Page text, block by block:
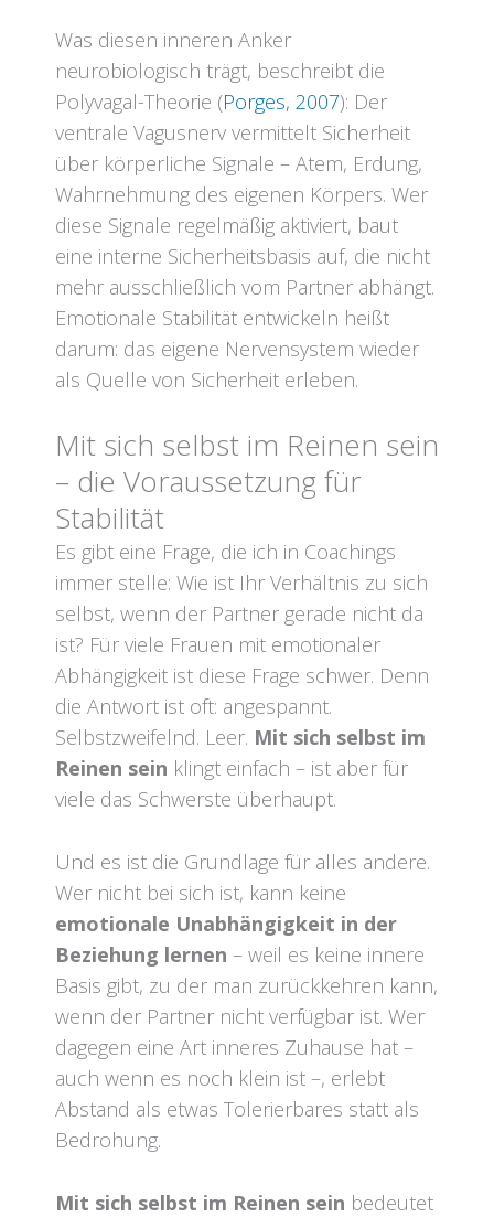
Was diesen inneren Anker
neurobiologisch trägt, beschreibt die
Polyvagal-Theorie (Porges, 2007): Der
ventrale Vagusnerv vermittelt Sicherheit
über körperliche Signale – Atem, Erdung,
Wahrnehmung des eigenen Körpers. Wer
diese Signale regelmäßig aktiviert, baut
eine interne Sicherheitsbasis auf, die nicht
mehr ausschließlich vom Partner abhängt.
Emotionale Stabilität entwickeln heißt
darum: das eigene Nervensystem wieder
als Quelle von Sicherheit erleben.
Mit sich selbst im Reinen sein
– die Voraussetzung für
Stabilität
Es gibt eine Frage, die ich in Coachings
immer stelle: Wie ist Ihr Verhältnis zu sich
selbst, wenn der Partner gerade nicht da
ist? Für viele Frauen mit emotionaler
Abhängigkeit ist diese Frage schwer. Denn
die Antwort ist oft: angespannt.
Selbstzweifelnd. Leer. Mit sich selbst im
Reinen sein klingt einfach – ist aber für
viele das Schwerste überhaupt.
Und es ist die Grundlage für alles andere.
Wer nicht bei sich ist, kann keine
emotionale Unabhängigkeit in der
Beziehung lernen – weil es keine innere
Basis gibt, zu der man zurückkehren kann,
wenn der Partner nicht verfügbar ist. Wer
dagegen eine Art inneres Zuhause hat –
auch wenn es noch klein ist –, erlebt
Abstand als etwas Tolerierbares statt als
Bedrohung.
Mit sich selbst im Reinen sein bedeutet